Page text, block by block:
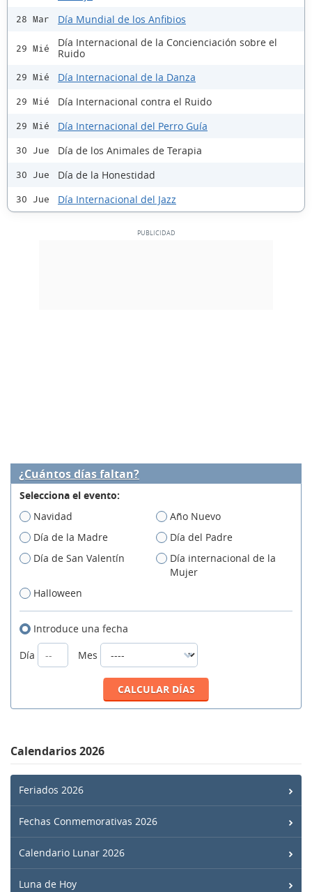
28 Mar Día Mundial de los Anfibios
29 Mié
Día Internacional de la Concienciación sobre el
Ruido
29 Mié Día Internacional de la Danza
29 Mié Día Internacional contra el Ruido
29 Mié Día Internacional del Perro Guía
30 Jue Día de los Animales de Terapia
30 Jue Día de la Honestidad
30 Jue Día Internacional del Jazz
¿Cuántos días faltan?
Selecciona el evento:
Navidad
Año Nuevo
Día de la Madre
Día del Padre
Día de San Valentín
Día internacional de la
Mujer
Halloween
Introduce una fecha
Día
Mes
Calendarios 2026
Feriados 2026
Fechas Conmemorativas 2026
Calendario Lunar 2026
Luna de Hoy